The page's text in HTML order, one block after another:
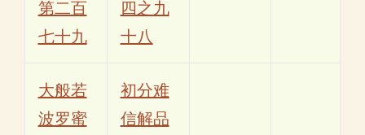
第二百
七十九
四之九
十八
大般若
波罗蜜
初分难
信解品